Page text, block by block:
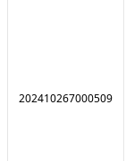
202410267000509